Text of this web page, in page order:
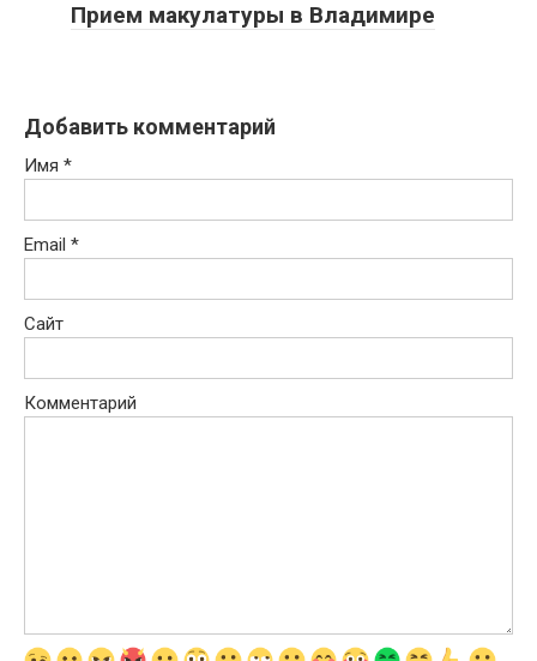
Прием макулатуры в Владимире
Добавить комментарий
Имя *
Email *
Сайт
Комментарий